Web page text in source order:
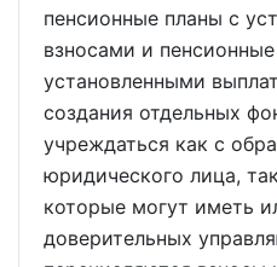
пенсионные планы с
взносами и
установленными
создания отдельных
учреждаться как с
юридического лица,
которые могут иметь
доверительных